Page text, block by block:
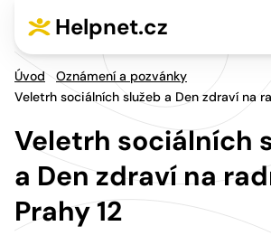
Helpnet.cz
Úvod
Oznámení a pozvánky
Veletrh sociálních služeb a Den zdraví na
Veletrh sociálních
a Den zdraví na
Prahy 12